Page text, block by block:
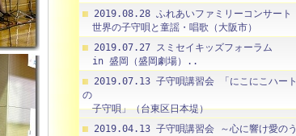
2019.08.28 ふれあいファミリーコンサート
世界の子守唄と童謡・唱歌（大阪市）
2019.07.27 スミセイキッズフォーラム
in 盛岡（盛岡劇場）..
2019.07.13 子守唄講習会 「にこにこハート
の
子守唄」（台東区日本堤）
2019.04.13 子守唄講習会 ～心に響け愛のう